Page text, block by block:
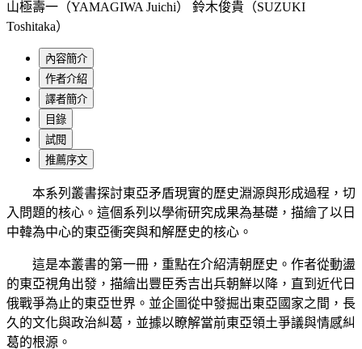
山極壽一（YAMAGIWA Juichi） 鈴木俊貴（SUZUKI
Toshitaka）
內容簡介
作者介紹
譯者簡介
目錄
試閱
推薦序文
本系列叢書探討東亞矛盾現實的歷史淵源與形成過程，切
入問題的核心。這個系列以學術研究成果為基礎，描繪了以日
中韓為中心的東亞衝突與和解歷史的核心。
這是本叢書的第一冊，重點在介紹清朝歷史。作者從動盪
的東亞視角出發，描繪出豐臣秀吉出兵朝鮮以降，直到近代日
俄戰爭為止的東亞世界。並企圖從中發掘出東亞國家之間，長
久的文化與政治糾葛，並據以瞭解當前東亞領土爭議與情感糾
葛的根源。